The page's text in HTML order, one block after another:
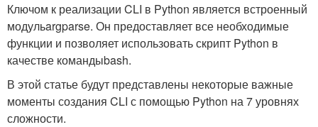
Ключом к реализации CLI в Python является встроенный
модульargparse. Он предоставляет все необходимые
функции и позволяет использовать скрипт Python в
качестве командыbash.
В этой статье будут представлены некоторые важные
моменты создания CLI с помощью Python на 7 уровнях
сложности.